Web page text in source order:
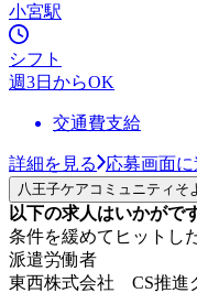
小宮駅
シフト
週3日からOK
交通費支給
詳細を見る 応募画面に
八王子ケアコミュニティそ
以下の求人はいかがで
条件を緩めてヒットし
派遣労働者
東西株式会社 CS推進